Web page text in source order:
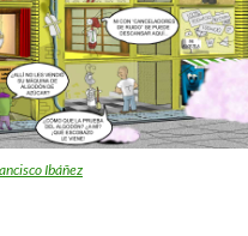
Ibáñez